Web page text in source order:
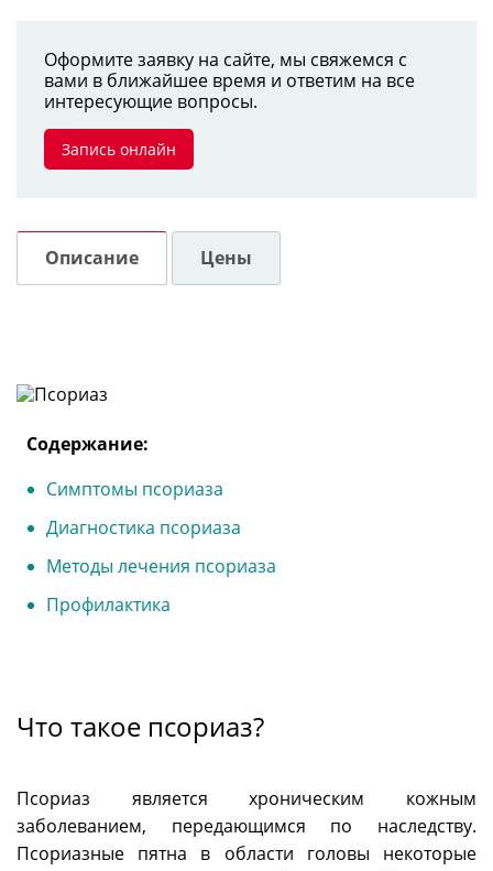
Оформите заявку на сайте, мы свяжемся с
вами в ближайшее время и ответим на все
интересующие вопросы.
Запись онлайн
Описание Цены
Содержание:
Симптомы псориаза
Диагностика псориаза
Методы лечения псориаза
Профилактика
Что такое псориаз?
Псориаз является хроническим кожным
заболеванием, передающимся по наследству.
Псориазные пятна в области головы некоторые